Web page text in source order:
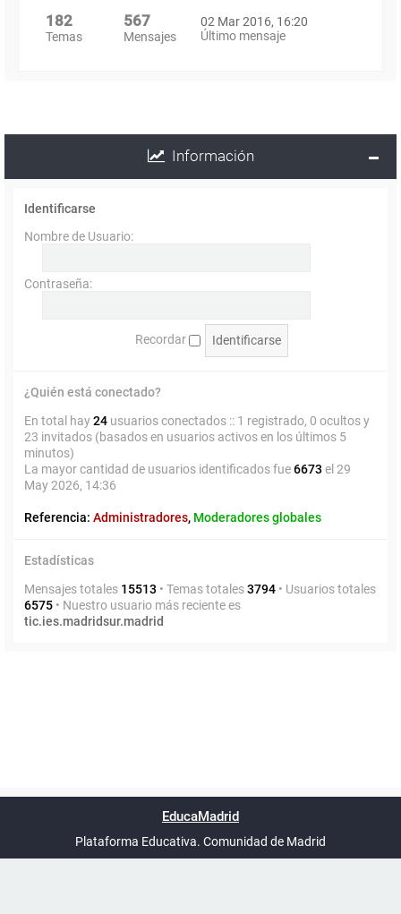
182
Temas
567
Mensajes
02 Mar 2016, 16:20
Último mensaje
Información
Identificarse
Nombre de Usuario:
Contraseña:
Recordar
¿Quién está conectado?
En total hay24 usuarios conectados :: 1 registrado, 0 ocultos y
23 invitados (basados en usuarios activos en los últimos 5
minutos)
La mayor cantidad de usuarios identificados fue6673 el 29
May 2026, 14:36
Referencia: Administradores, Moderadores globales
Estadísticas
Mensajes totales 15513 • Temas totales3794 • Usuarios totales
6575 • Nuestro usuario más reciente es
tic.ies.madridsur.madrid
UTC+02:00
phpBB España
EducaMadrid
Plataforma Educativa. Comunidad de Madrid